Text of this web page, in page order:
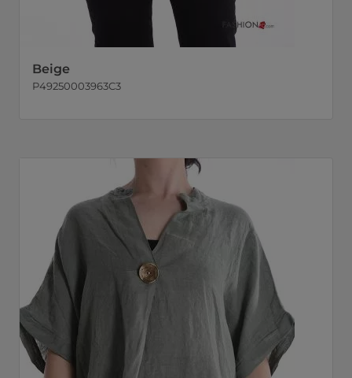
Beige
P49250003963C3